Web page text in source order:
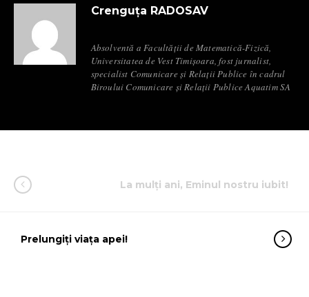
Crenguța RADOSAV
Absolventă a Facultății de Matematică-Fizică,
Universitatea de Vest Timișoara, fost jurnalist,
specialist Comunicare și Relații Publice în cadrul
Biroului Comunicare și Relații Publice Aquatim SA
La mulți ani, Eminul nostru iubit!
Prelungiți viața apei!